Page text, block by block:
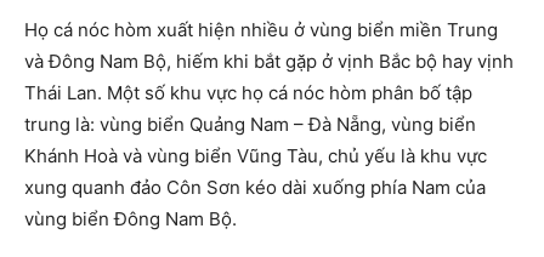
Họ cá nóc hòm xuất hiện nhiều ở vùng biển miền Trung
và Đông Nam Bộ, hiếm khi bắt gặp ở vịnh Bắc bộ hay vịnh
Thái Lan. Một số khu vực họ cá nóc hòm phân bố tập
trung là: vùng biển Quảng Nam – Đà Nẵng, vùng biển
Khánh Hoà và vùng biển Vũng Tàu, chủ yếu là khu vực
xung quanh đảo Côn Sơn kéo dài xuống phía Nam của
vùng biển Đông Nam Bộ.